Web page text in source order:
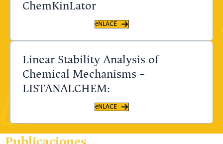
ChemKinLator
eNLACE
Linear Stability Analysis of
Chemical Mechanisms –
LISTANALCHEM:
eNLACE